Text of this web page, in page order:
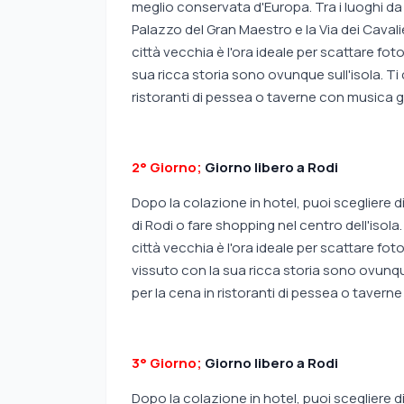
meglio conservata d'Europa. Tra i luoghi
Palazzo del Gran Maestro e la Via dei
città vecchia è l'ora ideale per scattare
sua ricca storia sono ovunque sull'isola.
ristoranti di pessea o taverne con musica
2° Giorno; Giorno libero a Rodi
Dopo la colazione in hotel, puoi scegliere
di Rodi o fare shopping nel centro
città vecchia è l'ora ideale per scattare
vissuto con la sua ricca storia sono
per la cena in ristoranti di pessea o
3° Giorno; Giorno libero a Rodi
Dopo la colazione in hotel, puoi scegliere